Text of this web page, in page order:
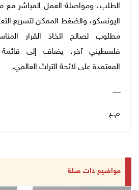
الطلب، ومواصلة العمل المباشر مع
اليونسكو، والضغط الممكن لتسريع
مطلوب لصالح اتخاذ القرار
فلسطيني آخر، يضاف إلى قائمة
المعتمدة على لائحة التراث العالمي.
ـــــــ
م.ع
مواضيع ذات صلة